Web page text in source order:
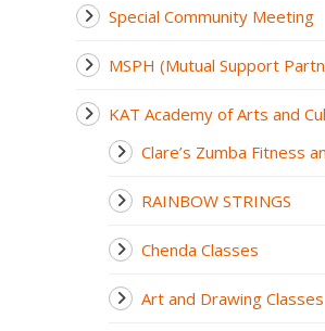
Special Community Meeting
MSPH (Mutual Support
KAT Academy of Arts and
Clare’s Zumba Fitness
RAINBOW STRINGS
Chenda Classes
Art and Drawing Classes